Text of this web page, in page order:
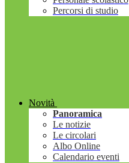
Percorsi di studio
Novità
Panoramica
Le notizie
Le circolari
Albo Online
Calendario eventi